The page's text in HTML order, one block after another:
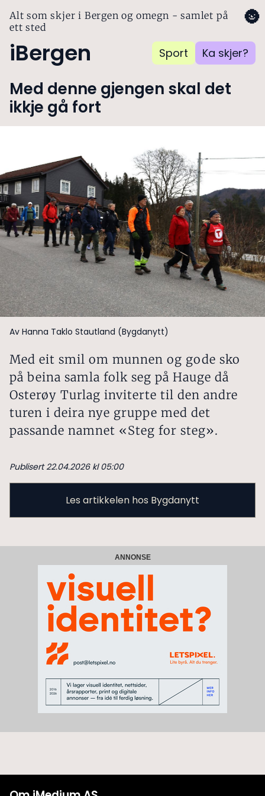
Alt som skjer i Bergen og omegn - samlet på
ett sted
iBergen Sport Ka skjer?
🌚
Med denne gjengen skal det
ikkje gå fort
Av Hanna Taklo Stautland (Bygdanytt)
Med eit smil om munnen og gode sko
på beina samla folk seg på Hauge då
Osterøy Turlag inviterte til den andre
turen i deira nye gruppe med det
passande namnet «Steg for steg».
Publisert 22.04.2026 kl 05:00
Les artikkelen hos Bygdanytt
ANNONSE